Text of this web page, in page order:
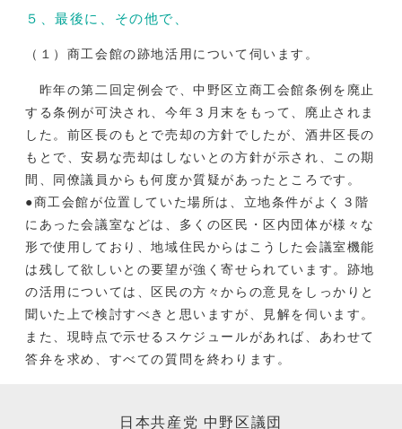
５、最後に、その他で、
（１）商工会館の跡地活用について伺います。
昨年の第二回定例会で、中野区立商工会館条例を廃止
する条例が可決され、今年３月末をもって、廃止されま
した。前区長のもとで売却の方針でしたが、酒井区長の
もとで、安易な売却はしないとの方針が示され、この期
間、同僚議員からも何度か質疑があったところです。
●商工会館が位置していた場所は、立地条件がよく３階
にあった会議室などは、多くの区民・区内団体が様々な
形で使用しており、地域住民からはこうした会議室機能
は残して欲しいとの要望が強く寄せられています。跡地
の活用については、区民の方々からの意見をしっかりと
聞いた上で検討すべきと思いますが、見解を伺います。
また、現時点で示せるスケジュールがあれば、あわせて
答弁を求め、すべての質問を終わります。
日本共産党 中野区議団